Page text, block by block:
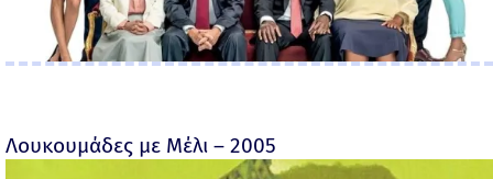
Λουκουμάδες με Μέλι – 2005